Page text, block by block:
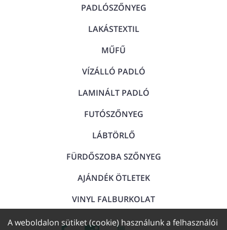
PADLÓSZŐNYEG
LAKÁSTEXTIL
MŰFŰ
VÍZÁLLÓ PADLÓ
LAMINÁLT PADLÓ
FUTÓSZŐNYEG
LÁBTÖRLŐ
FÜRDŐSZOBA SZŐNYEG
AJÁNDÉK ÖTLETEK
VINYL FALBURKOLAT
A weboldalon sütiket (cookie) használunk a felhasználói